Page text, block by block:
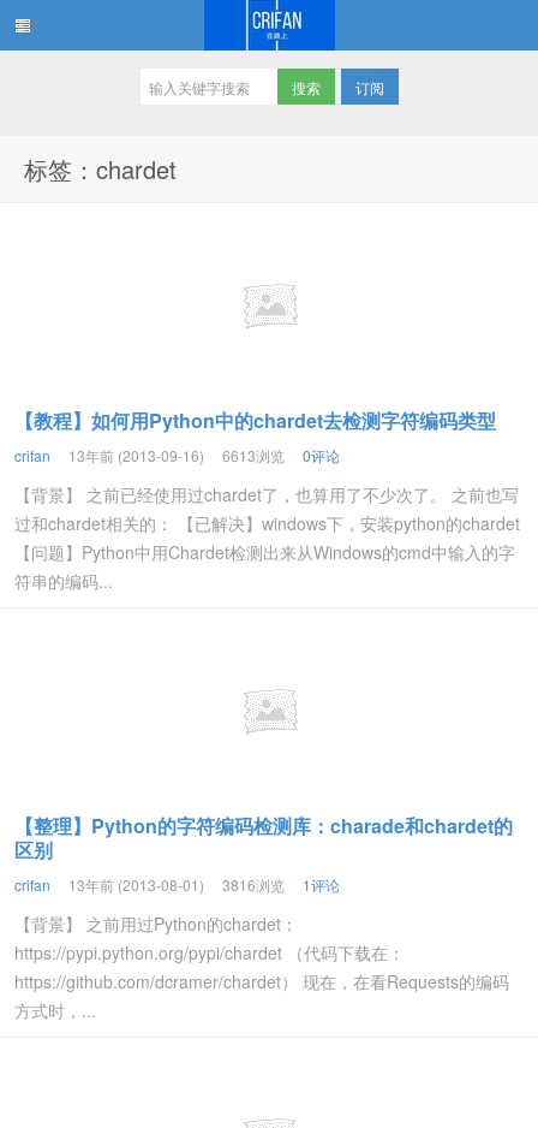
订阅
标签：chardet
【教程】如何用Python中的chardet去检测字符编码类型
crifan 13年前 (2013-09-16) 6613浏览 0评论
【背景】 之前已经使用过chardet了，也算用了不少次了。 之前也写
过和chardet相关的： 【已解决】windows下，安装python的chardet
【问题】Python中用Chardet检测出来从Windows的cmd中输入的字
符串的编码...
【整理】Python的字符编码检测库：charade和chardet的
区别
crifan 13年前 (2013-08-01) 3816浏览 1评论
【背景】 之前用过Python的chardet：
https://pypi.python.org/pypi/chardet （代码下载在：
https://github.com/dcramer/chardet） 现在，在看Requests的编码
方式时，...